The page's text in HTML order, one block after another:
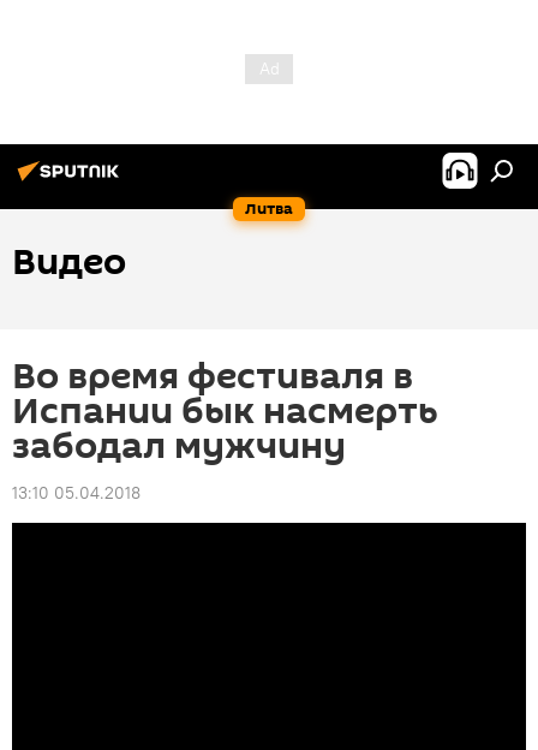
Литва
Видео
Во время фестиваля в
Испании бык насмерть
забодал мужчину
13:10 05.04.2018